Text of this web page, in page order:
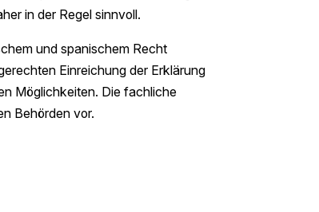
in der Regel sinnvoll.
und spanischem Recht
Einreichung der Erklärung
Möglichkeiten. Die fachliche
Behörden vor.